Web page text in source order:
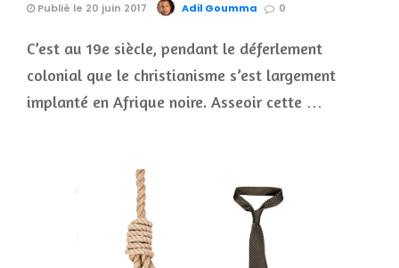
Publié le 20 juin 2017 Adil Goumma 0
C’est au 19e siècle, pendant le déferlement
colonial que le christianisme s’est largement
implanté en Afrique noire. Asseoir cette …